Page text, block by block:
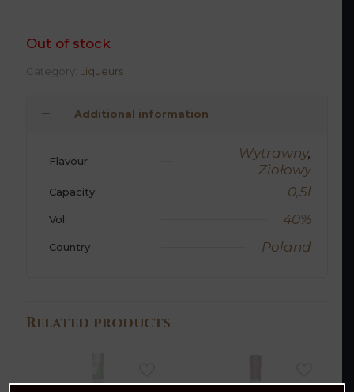
Out of stock
Category: Liqueurs
Additional information
Flavour Wytrawny,
Ziołowy
Capacity 0,5l
Vol 40%
Country Poland
Related products